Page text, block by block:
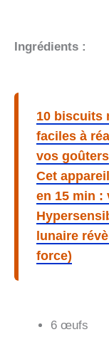
Ingrédients :
10 biscuits
faciles à
vos goûters
Cet
en 15 min :
lunaire
force)
6 œufs